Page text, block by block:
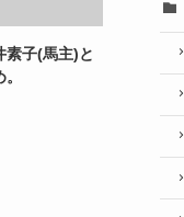
素子(馬主)と